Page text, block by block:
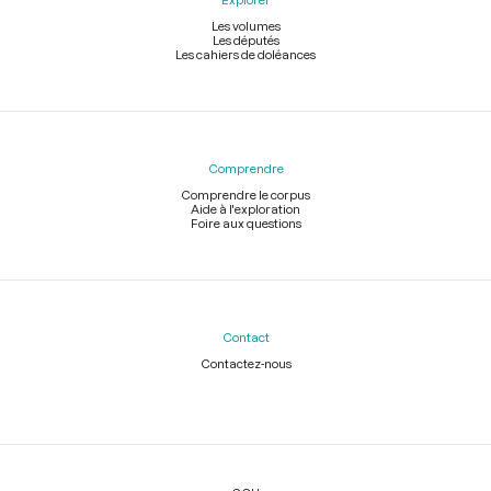
Les volumes
Les députés
Les cahiers de doléances
Comprendre
Comprendre le corpus
Aide à l'exploration
Foire aux questions
Contact
Contactez-nous
Légal